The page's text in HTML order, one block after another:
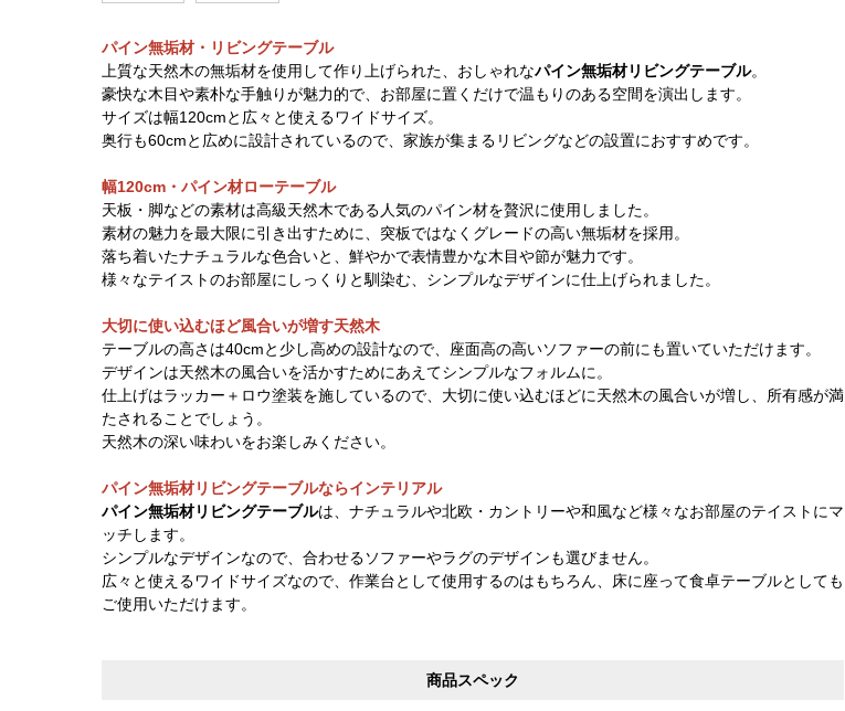
パイン無垢材・リビングテーブル
上質な天然木の無垢材を使用して作り上げられた、おしゃれなパイン無垢材リビングテーブル。
豪快な木目や素朴な手触りが魅力的で、お部屋に置くだけで温もりのある空間を演出します。
サイズは幅120cmと広々と使えるワイドサイズ。
奥行も60cmと広めに設計されているので、家族が集まるリビングなどの設置におすすめです。
幅120cm・パイン材ローテーブル
天板・脚などの素材は高級天然木である人気のパイン材を贅沢に使用しました。
素材の魅力を最大限に引き出すために、突板ではなくグレードの高い無垢材を採用。
落ち着いたナチュラルな色合いと、鮮やかで表情豊かな木目や節が魅力です。
様々なテイストのお部屋にしっくりと馴染む、シンプルなデザインに仕上げられました。
大切に使い込むほど風合いが増す天然木
テーブルの高さは40cmと少し高めの設計なので、座面高の高いソファーの前にも置いていただけます。
デザインは天然木の風合いを活かすためにあえてシンプルなフォルムに。
仕上げはラッカー＋ロウ塗装を施しているので、大切に使い込むほどに天然木の風合いが増し、所有感が満
たされることでしょう。
天然木の深い味わいをお楽しみください。
パイン無垢材リビングテーブルならインテリアル
パイン無垢材リビングテーブルは、ナチュラルや北欧・カントリーや和風など様々なお部屋のテイストにマ
ッチします。
シンプルなデザインなので、合わせるソファーやラグのデザインも選びません。
広々と使えるワイドサイズなので、作業台として使用するのはもちろん、床に座って食卓テーブルとしても
ご使用いただけます。
商品スペック